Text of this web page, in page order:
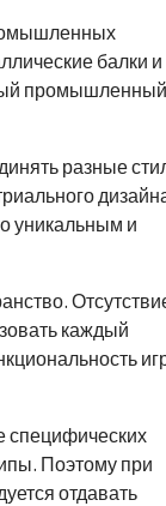
балки и
разные
уникальным и
каждый
специфических
Поэтому при
отдавать